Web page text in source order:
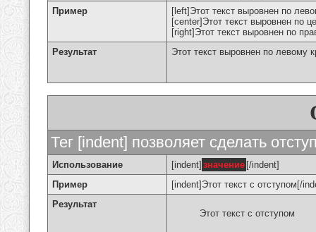
Пример
[left]Этот текст выровнен по
[center]Этот текст выровнен по
[right]Этот текст выровнен по
Результат
Этот текст выровнен по левому
Тег [indent] позволяет сделать
Использование [indent] значение [/indent]
Пример
[indent]Этот текст с отступом[/
Результат
Этот текст с отступом